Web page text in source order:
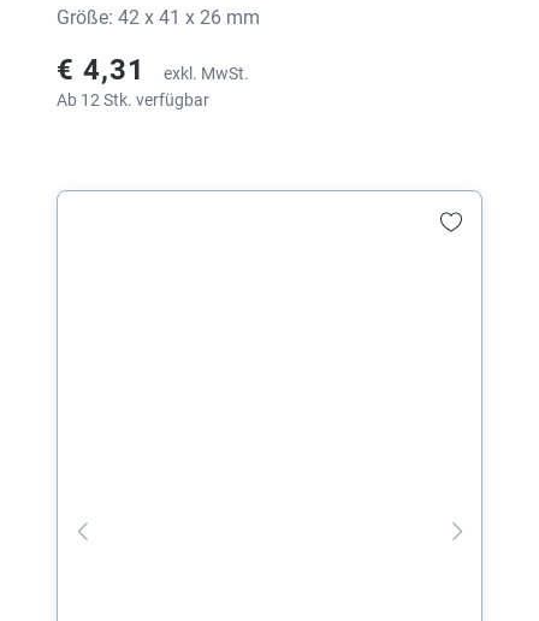
Größe: 42 x 41 x 26 mm
€ 4,31
exkl. MwSt.
Ab 12 Stk. verfügbar